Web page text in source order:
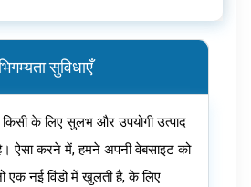
सुविधाएँ
के लिए सुलभ और उपयोगी उत्पाद
ऐसा करने में, हमने अपनी वेबसाइट को
एक नई विंडो में खुलती है, के लिए